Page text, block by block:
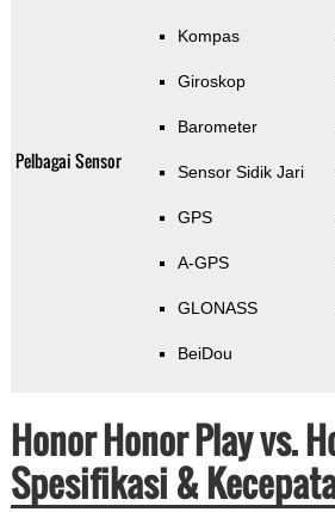
Pelbagai Sensor
Kompas
Giroskop
Barometer
Sensor Sidik Jari
GPS
A-GPS
GLONASS
BeiDou
Honor Honor Play vs.
Spesifikasi &